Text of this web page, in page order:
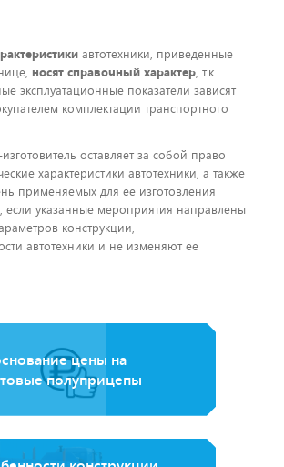
автотехники, приведенные
носят справочный характер, т.к.
эксплуатационные показатели зависят
комплектации транспортного
оставляет за собой право
характеристики автотехники, а также
применяемых для ее изготовления
если указанные мероприятия направлены
конструкции,
автотехники и не изменяют ее
цены на
полуприцепы